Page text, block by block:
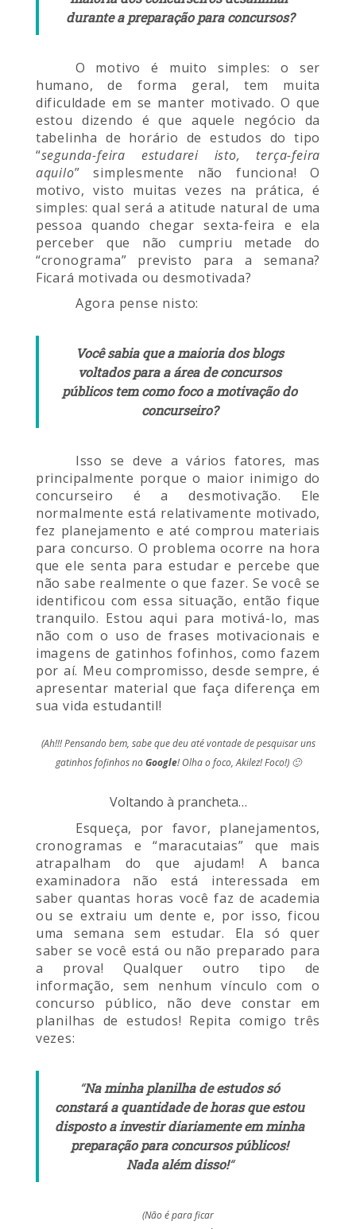
durante a preparação para concursos?
O motivo é muito simples: o ser
humano, de forma geral, tem muita
dificuldade em se manter motivado. O que
estou dizendo é que aquele negócio da
tabelinha de horário de estudos do tipo
“segunda-feira estudarei isto, terça-feira
aquilo” simplesmente não funciona! O
motivo, visto muitas vezes na prática, é
simples: qual será a atitude natural de uma
pessoa quando chegar sexta-feira e ela
perceber que não cumpriu metade do
“cronograma” previsto para a semana?
Ficará motivada ou desmotivada?
Agora pense nisto:
Você sabia que a maioria dos blogs
voltados para a área de concursos
públicos tem como foco a motivação do
concurseiro?
Isso se deve a vários fatores, mas
principalmente porque o maior inimigo do
concurseiro é a desmotivação. Ele
normalmente está relativamente motivado,
fez planejamento e até comprou materiais
para concurso. O problema ocorre na hora
que ele senta para estudar e percebe que
não sabe realmente o que fazer. Se você se
identificou com essa situação, então fique
tranquilo. Estou aqui para motivá-lo, mas
não com o uso de frases motivacionais e
imagens de gatinhos fofinhos, como fazem
por aí. Meu compromisso, desde sempre, é
apresentar material que faça diferença em
sua vida estudantil!
(Ah!!! Pensando bem, sabe que deu até vontade de pesquisar uns
gatinhos fofinhos noGoogle! Olha o foco, Akilez! Foco!) 🙂
Voltando à prancheta…
Esqueça, por favor, planejamentos,
cronogramas e “maracutaias” que mais
atrapalham do que ajudam! A banca
examinadora não está interessada em
saber quantas horas você faz de academia
ou se extraiu um dente e, por isso, ficou
uma semana sem estudar. Ela só quer
saber se você está ou não preparado para
a prova! Qualquer outro tipo de
informação, sem nenhum vínculo com o
concurso público, não deve constar em
planilhas de estudos! Repita comigo três
vezes:
“Na minha planilha de estudos só
constará a quantidade de horas que estou
disposto a investir diariamente em minha
preparação para concursos públicos!
Nada além disso!“
(Não é para ficar